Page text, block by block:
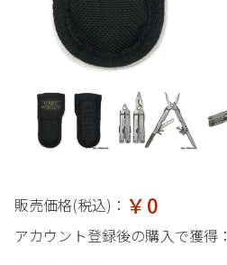
販売価格(税込)： ￥0
アカウント登録後の購入で獲得：